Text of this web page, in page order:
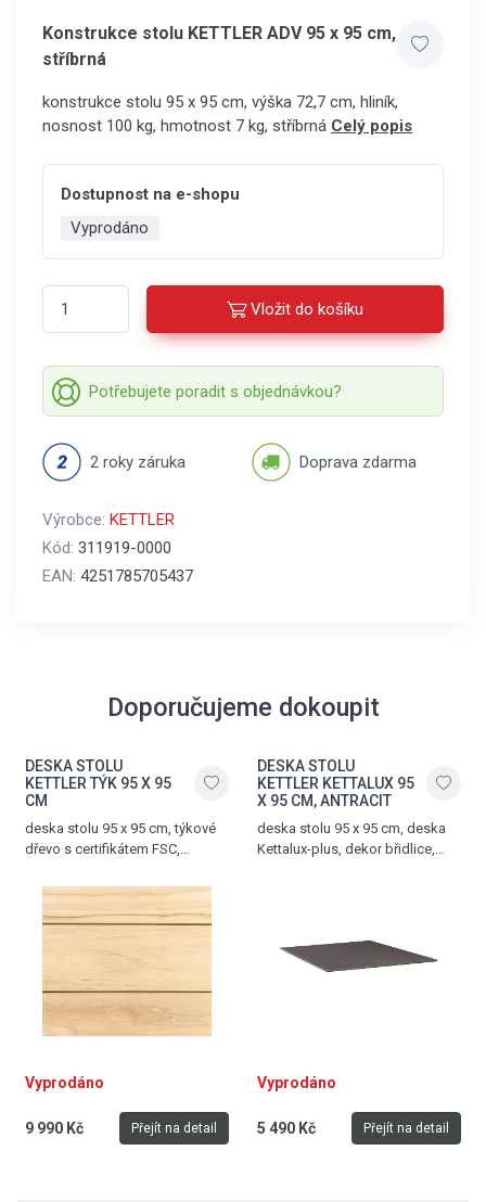
Konstrukce stolu KETTLER ADV 95 x 95 cm,
stříbrná
konstrukce stolu 95 x 95 cm, výška 72,7 cm, hliník,
nosnost 100 kg, hmotnost 7 kg, stříbrná Celý popis
Dostupnost na e-shopu
Vyprodáno
Vložit do košíku
Potřebujete poradit s objednávkou?
2 roky záruka Doprava zdarma
Výrobce: KETTLER
Kód: 311919-0000
EAN: 4251785705437
Doporučujeme dokoupit
DESKA STOLU
KETTLER TÝK 95 X 95
CM
deska stolu 95 x 95 cm, týkové
dřevo s certifikátem FSC,
kg, přírodní
Vyprodáno
9 990 Kč Přejít na detail
DESKA STOLU
KETTLER KETTALUX 95
X 95 CM, ANTRACIT
deska stolu 95 x 95 cm, deska
Kettalux-plus, dekor břidlice,
Vyprodáno
5 490 Kč Přejít na detail